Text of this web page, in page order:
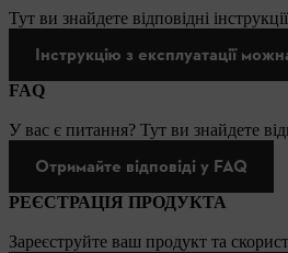
Тут ви знайдете відповідні
Інструкцію з експлуатації
FAQ
У вас є питання? Тут ви знайдете
Отримайте відповіді у FAQ
РЕЄСТРАЦІЯ ПРОДУКТА
Зареєструйте ваш продукт та